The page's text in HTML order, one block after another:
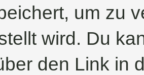
um zu
wird. Du
den Link in